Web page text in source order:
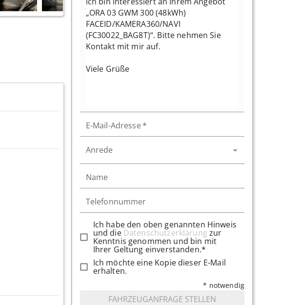
E-Mail-Adresse *
Anrede
Name
Telefonnummer
Ich habe den oben genannten Hinweis
und die Datenschutzerklärung zur
Kenntnis genommen und bin mit
Ihrer Geltung einverstanden.*
Ich möchte eine Kopie dieser E-Mail
erhalten.
* notwendig
FAHRZEUGANFRAGE STELLEN